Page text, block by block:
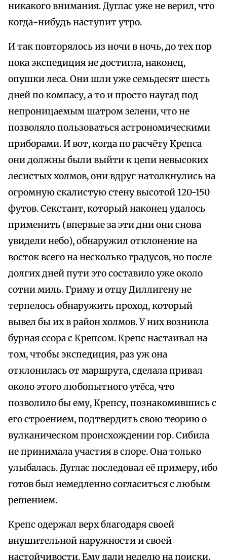
никакого внимания. Дуглас уже не верил, что
когда-нибудь наступит утро.
И так повторялось из ночи в ночь, до тех пор
пока экспедиция не достигла, наконец,
опушки леса. Они шли уже семьдесят шесть
дней по компасу, а то и просто наугад под
непроницаемым шатром зелени, что не
позволяло пользоваться астрономическими
приборами. И вот, когда по расчёту Крепса
они должны были выйти к цепи невысоких
лесистых холмов, они вдруг натолкнулись на
огромную скалистую стену высотой 120-150
футов. Секстант, который наконец удалось
применить (впервые за эти дни они снова
увидели небо), обнаружил отклонение на
восток всего на несколько градусов, но после
долгих дней пути это составило уже около
сотни миль. Гриму и отцу Диллигену не
терпелось обнаружить проход, который
вывел бы их в район холмов. У них возникла
бурная ссора с Крепсом. Крепс настаивал на
том, чтобы экспедиция, раз уж она
отклонилась от маршрута, сделала привал
около этого любопытного утёса, что
позволило бы ему, Крепсу, познакомившись с
его строением, подтвердить свою теорию о
вулканическом происхождении гор. Сибила
не принимала участия в споре. Она только
улыбалась. Дуглас последовал её примеру, ибо
готов был немедленно согласиться с любым
решением.
Крепс одержал верх благодаря своей
внушительной наружности и своей
настойчивости. Ему дали неделю на поиски.